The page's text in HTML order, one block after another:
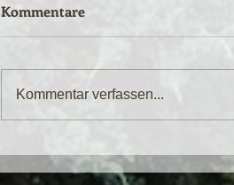
Kommentare
Kommentar verfassen...